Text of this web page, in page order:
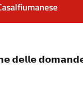
𝗱𝗲𝗹𝗹𝗲